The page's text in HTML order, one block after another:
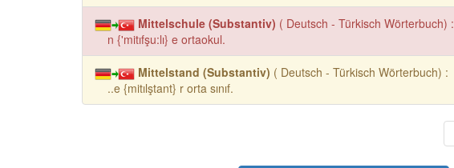
Mittelschule (Substantiv) ( Deutsch - Türkisch Wörterbuch) :
n {'mitıfşu:lı} e ortaokul.
Mittelstand (Substantiv) ( Deutsch - Türkisch Wörterbuch) :
..e {mitılştant} r orta sınıf.